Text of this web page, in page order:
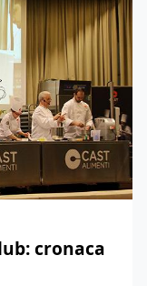
cronaca